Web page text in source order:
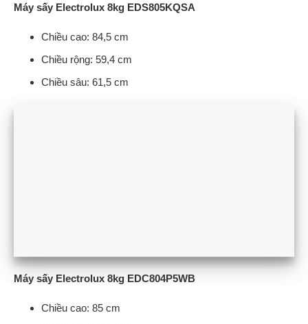
Máy sấy Electrolux 8kg EDS805KQSA
Chiều cao: 84,5 cm
Chiều rộng: 59,4 cm
Chiều sâu: 61,5 cm
Máy sấy Electrolux 8kg EDC804P5WB
Chiều cao: 85 cm